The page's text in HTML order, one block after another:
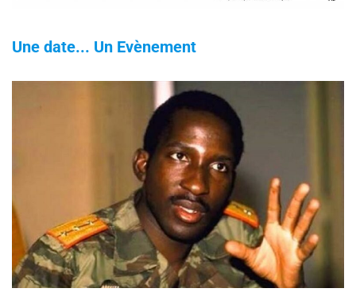
Une date... Un Evènement